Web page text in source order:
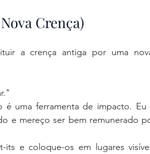
Crença)
a crença antiga por uma
é uma ferramenta de impacto. Eu
e mereço ser bem remunerado
its e coloque-os em lugares